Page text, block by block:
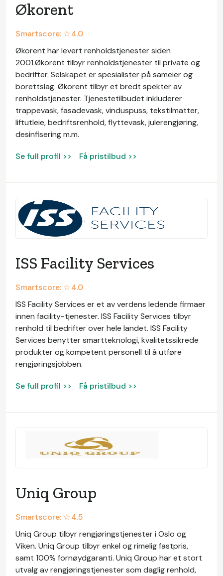
Økorent
Smartscore: ☆4.0
Økorent har levert renholdstjenester siden
2001.Økorent tilbyr renholdstjenester til private og
bedrifter. Selskapet er spesialister på sameier og
borettslag. Økorent tilbyr et bredt spekter av
renholdstjenester. Tjenestetilbudet inkluderer
trappevask, fasadevask, vinduspuss, tekstilmatter,
liftutleie, bedriftsrenhold, flyttevask, julerengjøring,
desinfisering m.m.
Se full profil >> Få pristilbud >>
ISS Facility Services
Smartscore: ☆4.0
ISS Facility Services er et av verdens ledende firmaer
innen facility-tjenester. ISS Facility Services tilbyr
renhold til bedrifter over hele landet. ISS Facility
Services benytter smartteknologi, kvalitetssikrede
produkter og kompetent personell til å utføre
rengjøringsjobben.
Se full profil >> Få pristilbud >>
Uniq Group
Smartscore: ☆4.5
Uniq Group tilbyr rengjøringstjenester i Oslo og
Viken. Uniq Group tilbyr enkel og rimelig fastpris,
samt 100% fornøydgaranti. Uniq Group har et stort
utvalg av rengjøringstjenester som daglig renhold,